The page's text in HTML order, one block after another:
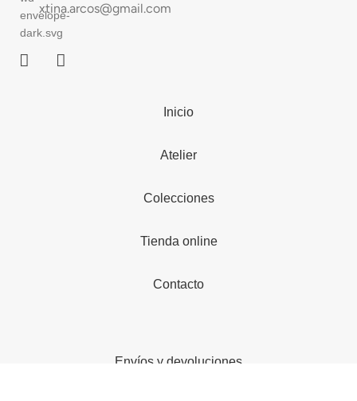
xtina.arcos@gmail.com
Inicio
Atelier
Colecciones
Tienda online
Contacto
Envíos y devoluciones